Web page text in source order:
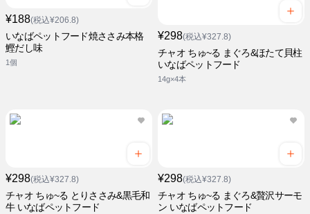
¥188(税込¥206.8)
いなばペットフード焼ささみ本格
鰹だし味
1個
¥298(税込¥327.8)
チャオ ちゅ~る まぐろ&ほたて貝柱
いなばペットフード
14g×4本
¥298(税込¥327.8)
チャオ ちゅ~る とりささみ&黒毛和
牛 いなばペットフード
¥298(税込¥327.8)
チャオ ちゅ~る まぐろ&贅沢サーモ
ン いなばペットフード